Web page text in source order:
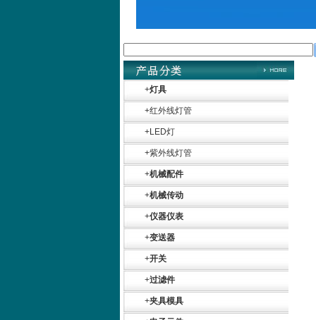
+灯具
+红外线灯管
+LED灯
+紫外线灯管
+机械配件
+机械传动
+仪器仪表
+变送器
+开关
+过滤件
+夹具模具